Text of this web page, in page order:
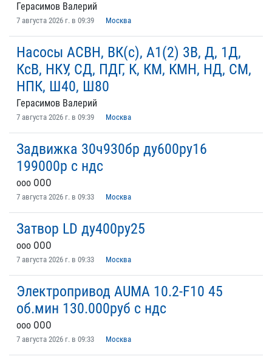
Герасимов Валерий
7 августа 2026 г. в 09:39 Москва
Насосы АСВН, ВК(с), А1(2) 3В, Д, 1Д,
КсВ, НКУ, СД, ПДГ, К, КМ, КМН, НД, СМ,
НПК, Ш40, Ш80
Герасимов Валерий
7 августа 2026 г. в 09:39 Москва
Задвижка 30ч930бр ду600ру16
199000р с ндс
ooo ООО
7 августа 2026 г. в 09:33 Москва
Затвор LD ду400ру25
ooo ООО
7 августа 2026 г. в 09:33 Москва
Электропривод AUMA 10.2-F10 45
об.мин 130.000руб с ндс
ooo ООО
7 августа 2026 г. в 09:33 Москва